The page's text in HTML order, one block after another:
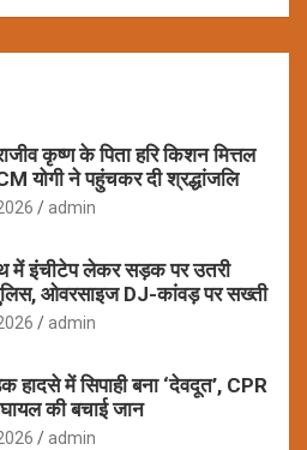
कृष्ण के पिता हरि किशन मित्तल
योगी ने पहुंचकर दी श्रद्धांजलि
admin
में इंचीटेप लेकर सड़क पर उतरी
ओवरसाइज DJ-कांवड़ पर सख्ती
admin
हादसे में सिपाही बना ‘देवदूत’, CPR
की बचाई जान
admin